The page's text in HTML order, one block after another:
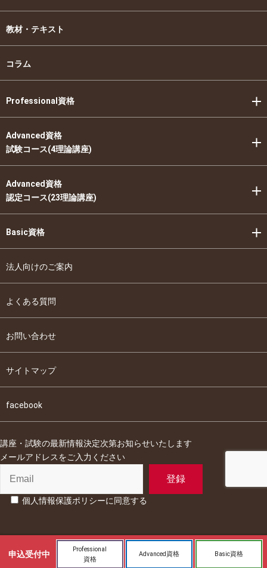
申込受付中
Professional
資格
Advanced資格 Basic資格
教材・テキスト
コラム
Professional資格
Advanced資格
試験コース(4理論講座)
Advanced資格
認定コース(23理論講座)
Basic資格
法人向けのご案内
よくある質問
お問い合わせ
サイトマップ
facebook
講座・試験の最新情報決定次第お知らせいたします
メールアドレスをご入力ください
個人情報保護ポリシーに同意する
Copyright©2025 Motivation Management Association. All rights reserved.